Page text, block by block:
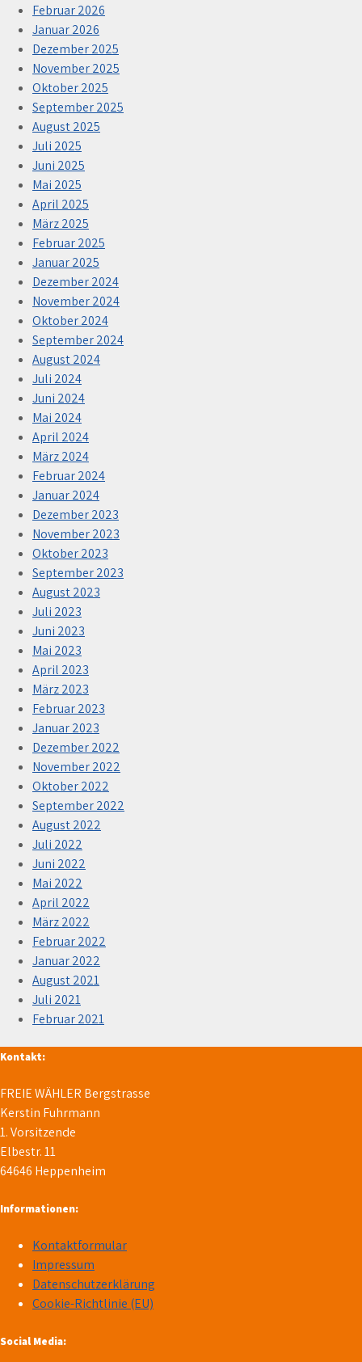
Februar 2026
Januar 2026
Dezember 2025
November 2025
Oktober 2025
September 2025
August 2025
Juli 2025
Juni 2025
Mai 2025
April 2025
März 2025
Februar 2025
Januar 2025
Dezember 2024
November 2024
Oktober 2024
September 2024
August 2024
Juli 2024
Juni 2024
Mai 2024
April 2024
März 2024
Februar 2024
Januar 2024
Dezember 2023
November 2023
Oktober 2023
September 2023
August 2023
Juli 2023
Juni 2023
Mai 2023
April 2023
März 2023
Februar 2023
Januar 2023
Dezember 2022
November 2022
Oktober 2022
September 2022
August 2022
Juli 2022
Juni 2022
Mai 2022
April 2022
März 2022
Februar 2022
Januar 2022
August 2021
Juli 2021
Februar 2021
Kontakt:
FREIE WÄHLER Bergstrasse
Kerstin Fuhrmann
1. Vorsitzende
Elbestr. 11
64646 Heppenheim
Informationen:
Kontaktformular
Impressum
Datenschutzerklärung
Cookie-Richtlinie (EU)
Social Media: